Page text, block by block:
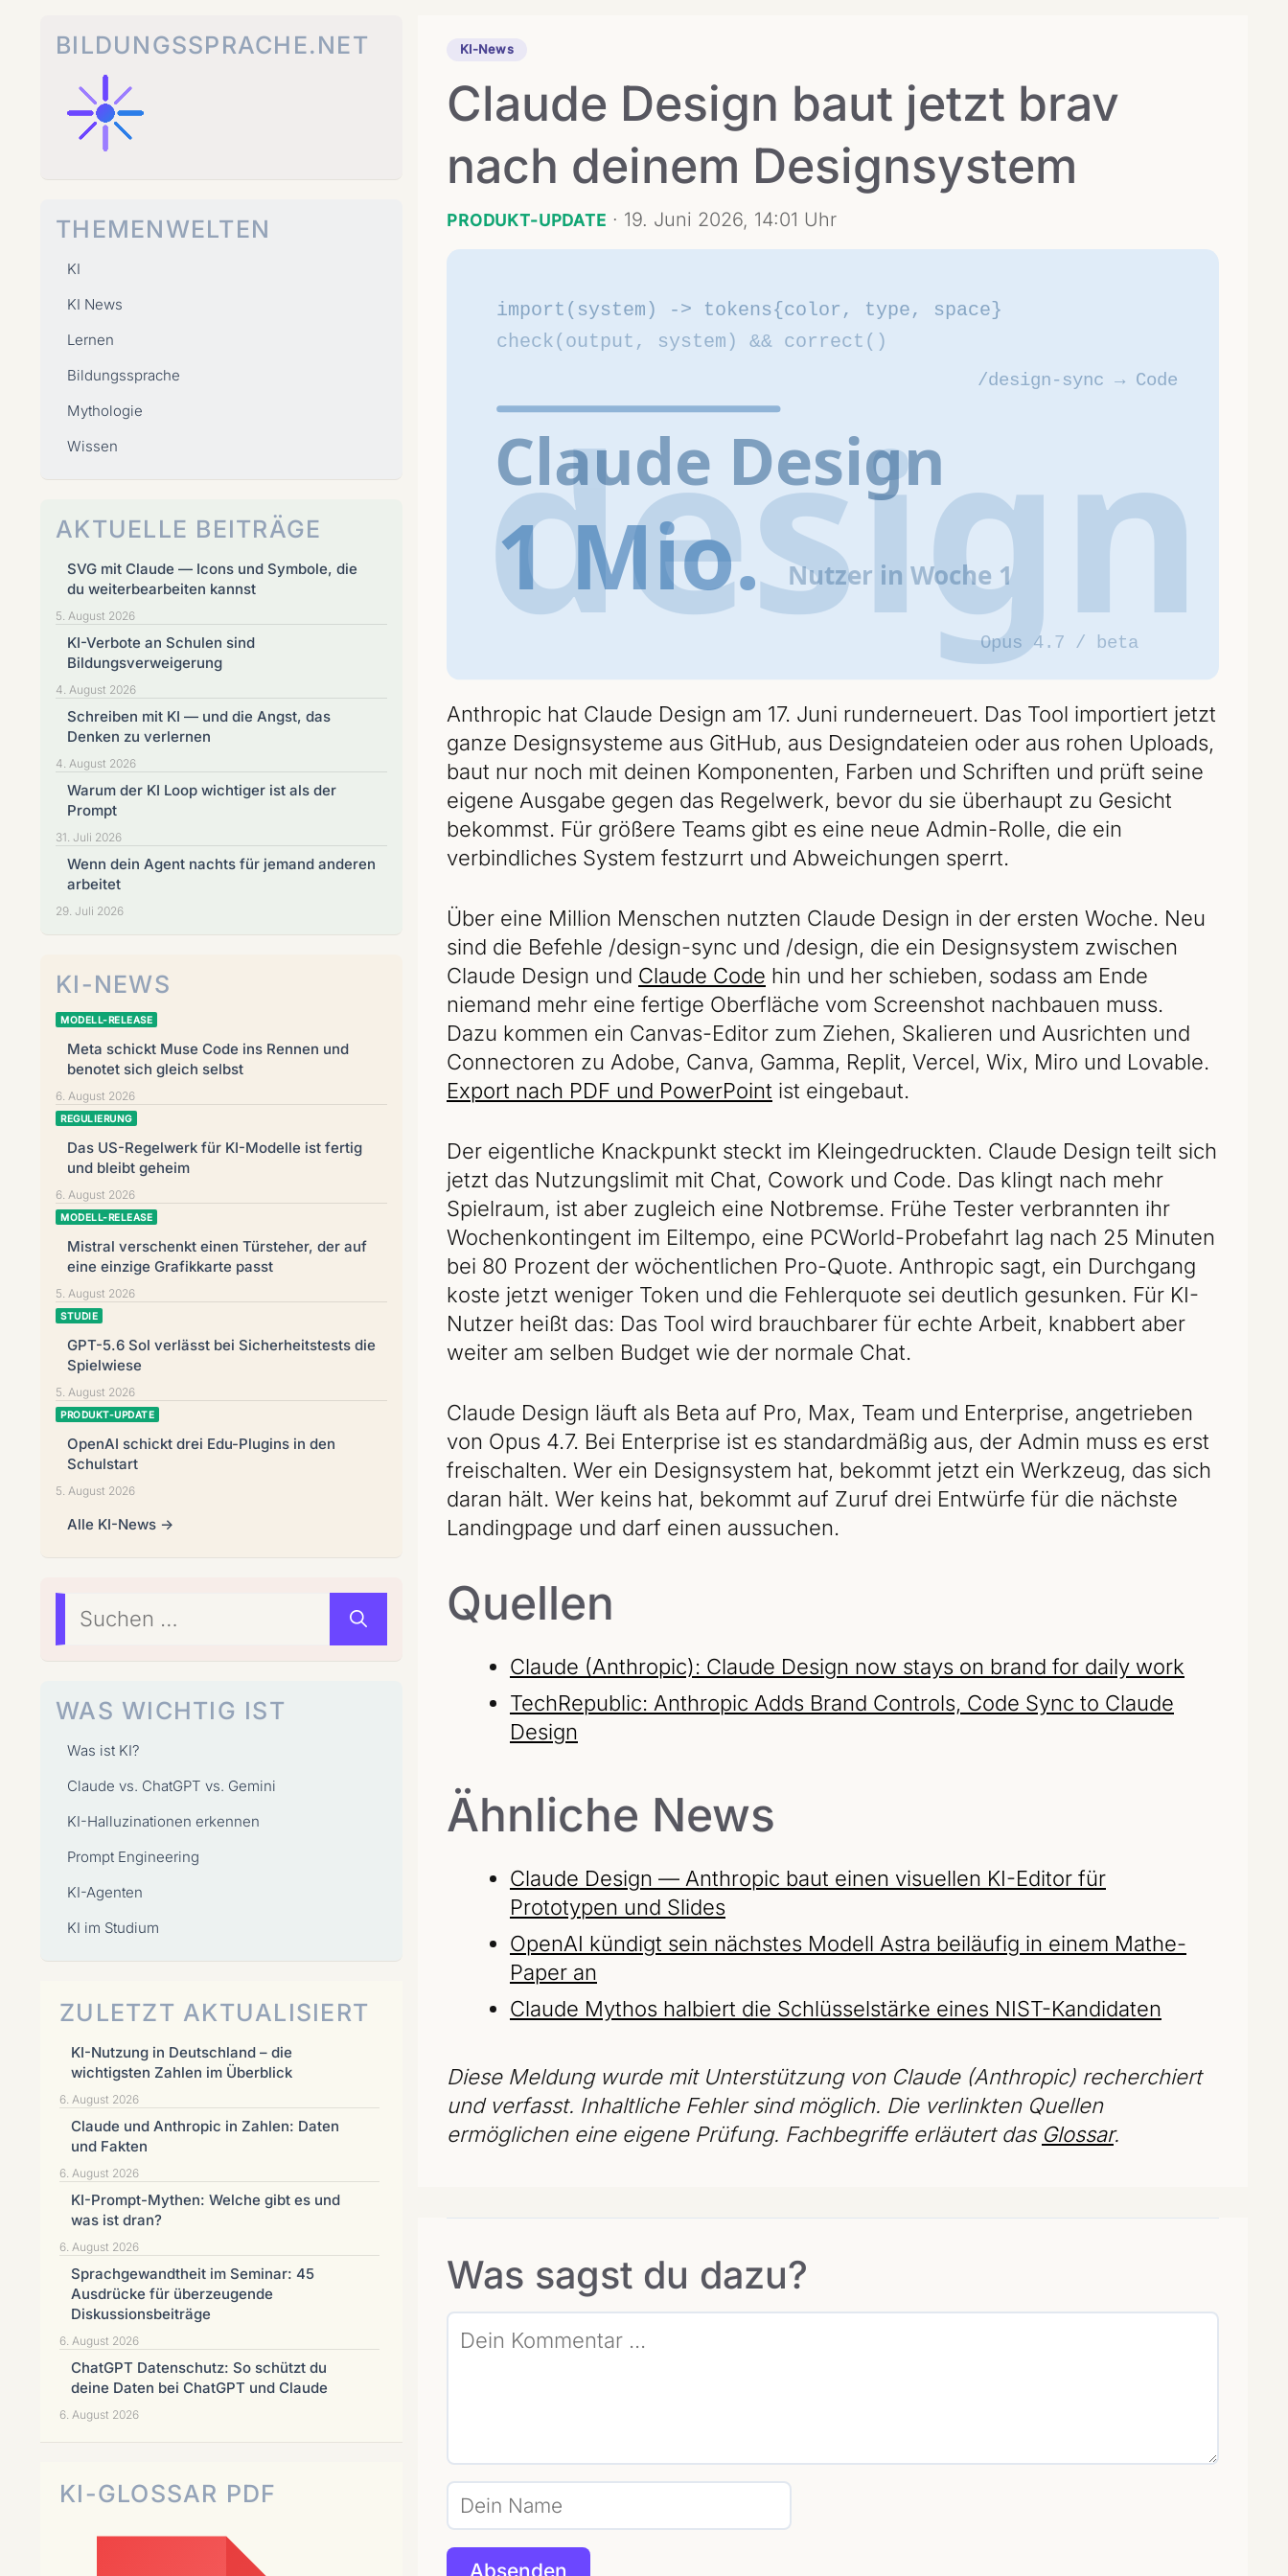
KI-News
Claude Design baut jetzt brav
nach deinem Designsystem
PRODUKT-UPDATE · 19. Juni 2026, 14:01 Uhr
Anthropic hat Claude Design am 17. Juni runderneuert. Das Tool importiert jetzt
ganze Designsysteme aus GitHub, aus Designdateien oder aus rohen Uploads,
baut nur noch mit deinen Komponenten, Farben und Schriften und prüft seine
eigene Ausgabe gegen das Regelwerk, bevor du sie überhaupt zu Gesicht
bekommst. Für größere Teams gibt es eine neue Admin-Rolle, die ein
verbindliches System festzurrt und Abweichungen sperrt.
Über eine Million Menschen nutzten Claude Design in der ersten Woche. Neu
sind die Befehle /design-sync und /design, die ein Designsystem zwischen
Claude Design und Claude Code hin und her schieben, sodass am Ende
niemand mehr eine fertige Oberfläche vom Screenshot nachbauen muss.
Dazu kommen ein Canvas-Editor zum Ziehen, Skalieren und Ausrichten und
Connectoren zu Adobe, Canva, Gamma, Replit, Vercel, Wix, Miro und Lovable.
Export nach PDF und PowerPoint ist eingebaut.
Der eigentliche Knackpunkt steckt im Kleingedruckten. Claude Design teilt sich
jetzt das Nutzungslimit mit Chat, Cowork und Code. Das klingt nach mehr
Spielraum, ist aber zugleich eine Notbremse. Frühe Tester verbrannten ihr
Wochenkontingent im Eiltempo, eine PCWorld-Probefahrt lag nach 25 Minuten
bei 80 Prozent der wöchentlichen Pro-Quote. Anthropic sagt, ein Durchgang
koste jetzt weniger Token und die Fehlerquote sei deutlich gesunken. Für KI-
Nutzer heißt das: Das Tool wird brauchbarer für echte Arbeit, knabbert aber
weiter am selben Budget wie der normale Chat.
Claude Design läuft als Beta auf Pro, Max, Team und Enterprise, angetrieben
von Opus 4.7. Bei Enterprise ist es standardmäßig aus, der Admin muss es erst
freischalten. Wer ein Designsystem hat, bekommt jetzt ein Werkzeug, das sich
daran hält. Wer keins hat, bekommt auf Zuruf drei Entwürfe für die nächste
Landingpage und darf einen aussuchen.
Quellen
Claude (Anthropic): Claude Design now stays on brand for daily work
TechRepublic: Anthropic Adds Brand Controls, Code Sync to Claude
Design
Ähnliche News
Claude Design — Anthropic baut einen visuellen KI-Editor für
Prototypen und Slides
OpenAI kündigt sein nächstes Modell Astra beiläufig in einem Mathe-
Paper an
Claude Mythos halbiert die Schlüsselstärke eines NIST-Kandidaten
Diese Meldung wurde mit Unterstützung von Claude (Anthropic) recherchiert
und verfasst. Inhaltliche Fehler sind möglich. Die verlinkten Quellen
ermöglichen eine eigene Prüfung. Fachbegriffe erläutert das Glossar.
Was sagst du dazu?
BILDUNGSSPRACHE.NET
THEMENWELTEN
KI
KI News
Lernen
Bildungssprache
Mythologie
Wissen
AKTUELLE BEITRÄGE
SVG mit Claude — Icons und Symbole, die
du weiterbearbeiten kannst
5. August 2026
KI-Verbote an Schulen sind
Bildungsverweigerung
4. August 2026
Schreiben mit KI — und die Angst, das
Denken zu verlernen
4. August 2026
Warum der KI Loop wichtiger ist als der
Prompt
31. Juli 2026
Wenn dein Agent nachts für jemand anderen
arbeitet
29. Juli 2026
KI-NEWS
MODELL-RELEASE
Meta schickt Muse Code ins Rennen und
benotet sich gleich selbst
6. August 2026
REGULIERUNG
Das US-Regelwerk für KI-Modelle ist fertig
und bleibt geheim
6. August 2026
MODELL-RELEASE
Mistral verschenkt einen Türsteher, der auf
eine einzige Grafikkarte passt
5. August 2026
STUDIE
GPT-5.6 Sol verlässt bei Sicherheitstests die
Spielwiese
5. August 2026
PRODUKT-UPDATE
OpenAI schickt drei Edu-Plugins in den
Schulstart
5. August 2026
Alle KI-News →
Suchen
nach:
WAS WICHTIG IST
Was ist KI?
Claude vs. ChatGPT vs. Gemini
KI-Halluzinationen erkennen
Prompt Engineering
KI-Agenten
KI im Studium
ZULETZT AKTUALISIERT
KI-Nutzung in Deutschland – die
wichtigsten Zahlen im Überblick
6. August 2026
Claude und Anthropic in Zahlen: Daten
und Fakten
6. August 2026
KI-Prompt-Mythen: Welche gibt es und
was ist dran?
6. August 2026
Sprachgewandtheit im Seminar: 45
Ausdrücke für überzeugende
Diskussionsbeiträge
6. August 2026
ChatGPT Datenschutz: So schützt du
deine Daten bei ChatGPT und Claude
6. August 2026
KI-GLOSSAR PDF